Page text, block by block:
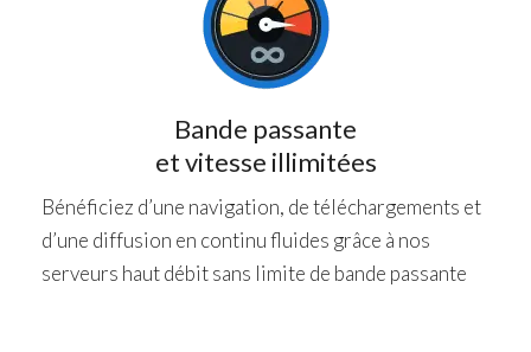
Bande passante
et vitesse illimitées
Bénéficiez d’une navigation, de téléchargements et
d’une diffusion en continu fluides grâce à nos
serveurs haut débit sans limite de bande passante